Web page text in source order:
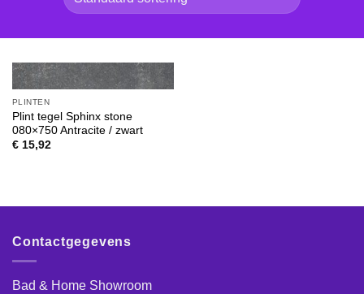
PLINTEN
Plint tegel Sphinx stone
080×750 Antracite / zwart
€15,92
Contactgegevens
Bad & Home Showroom